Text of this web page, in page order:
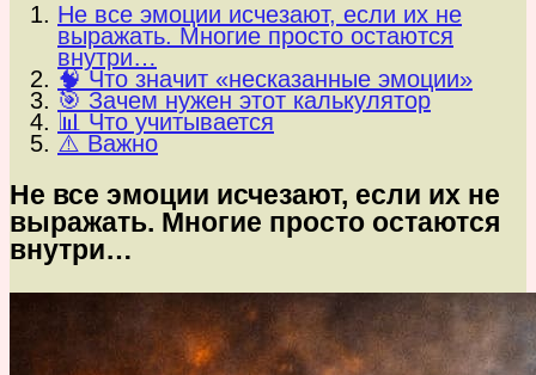
Не все эмоции исчезают, если их не
выражать. Многие просто остаются
внутри…
🧠 Что значит «несказанные эмоции»
🎯 Зачем нужен этот калькулятор
📊 Что учитывается
⚠️ Важно
Не все эмоции исчезают, если их не
выражать. Многие просто остаются
внутри…